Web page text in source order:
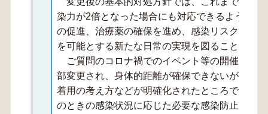
染力が2倍となった場合にも対応できるよう、
の促進、治療薬の確保を進め、感染リスクを引
を可能とする新たな日常の実現を図ることとし
ご質問のコロナ禍でのイベント等の開催につ
部変更され、身体的距離が確保できないが会話
着用の考え方などが明確化されたところであり
のときの感染状況に応じた必要な感染防止対策